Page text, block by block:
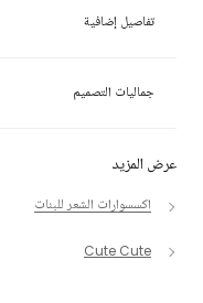
عرض المزيد
اكسسوارات الشعر للبنات
Cute Cute
تفاصيل إضافية
جماليات التصميم